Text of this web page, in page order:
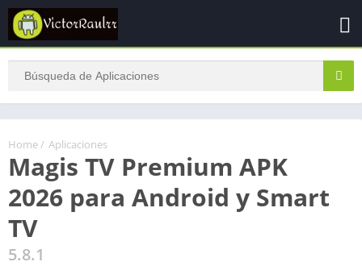
Home / Aplicaciones
Magis TV Premium APK
2026 para Android y Smart
TV
5.8.1